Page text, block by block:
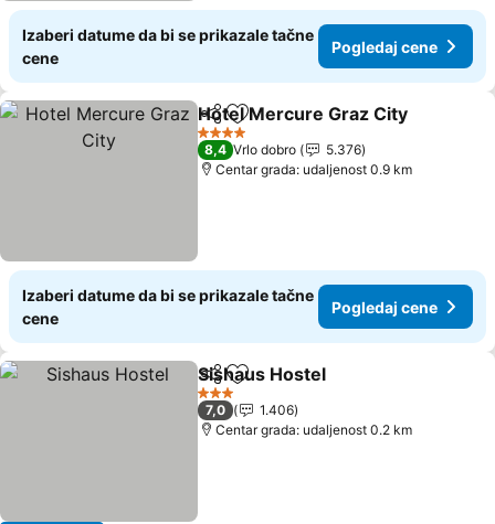
Izaberi datume da bi se prikazale tačne
cene
Pogledaj cene
Deli Dodati u favorite
Hotel Mercure Graz City
4 Zvezdice
8,4 Vrlo dobro
5.376
Centar grada: udaljenost 0.9 km
Izaberi datume da bi se prikazale tačne
cene
Pogledaj cene
Deli Dodati u favorite
Sishaus Hostel
3 Zvezdice
7,0
1.406
Centar grada: udaljenost 0.2 km